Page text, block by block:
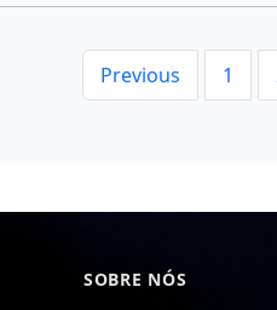
Previous 1
SOBRE NÓS